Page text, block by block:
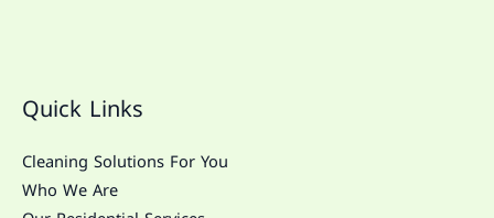
Quick Links
Cleaning Solutions For You
Who We Are